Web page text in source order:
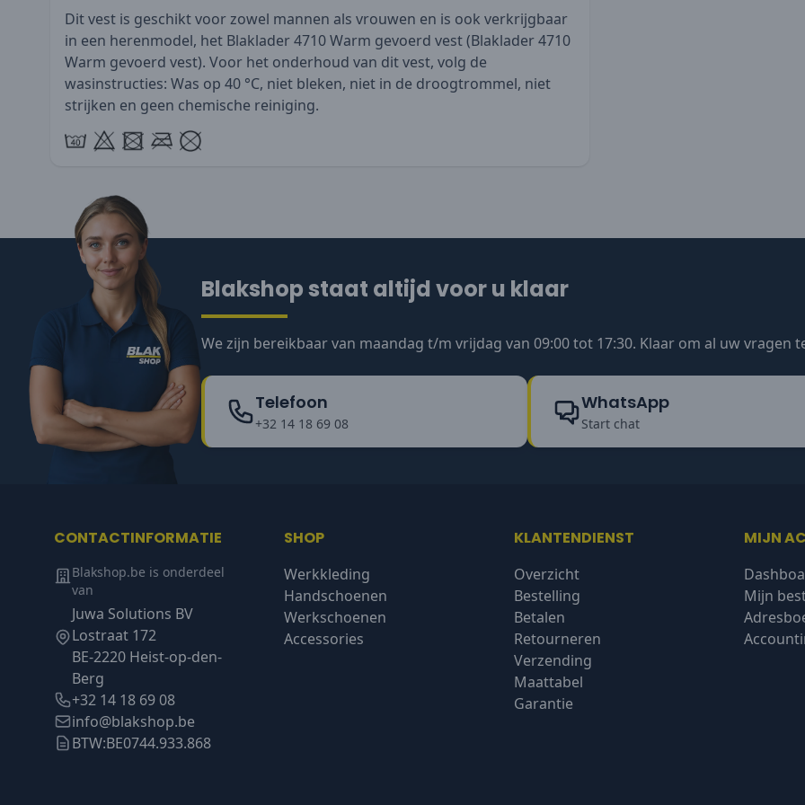
Dit vest is geschikt voor zowel mannen als vrouwen en is ook verkrijgbaar
in een herenmodel, het Blaklader 4710 Warm gevoerd vest (Blaklader 4710
Warm gevoerd vest). Voor het onderhoud van dit vest, volg de
wasinstructies: Was op 40 °C, niet bleken, niet in de droogtrommel, niet
strijken en geen chemische reiniging.
Blakshop staat altijd voor u klaar
We zijn bereikbaar van maandag t/m vrijdag van 09:00 tot 17:30. Klaar om al uw vragen
Telefoon
+32 14 18 69 08
WhatsApp
Start chat
CONTACTINFORMATIE
Blakshop.be is onderdeel
van
Juwa Solutions BV
Lostraat 172
BE-2220 Heist-op-den-
Berg
+32 14 18 69 08
info@blakshop.be
BTW:BE0744.933.868
SHOP
Werkkleding
Handschoenen
Werkschoenen
Accessories
KLANTENDIENST
Overzicht
Bestelling
Betalen
Retourneren
Verzending
Maattabel
Garantie
MIJN
Mijn